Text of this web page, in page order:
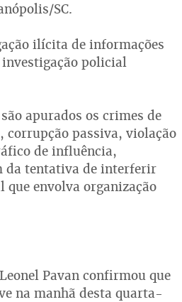
SC.
ilícita de informações
policial
apurados os crimes de
corrupção passiva, violação
de influência,
da tentativa de interferir
que envolva organização
Pavan confirmou que
na manhã desta quarta-